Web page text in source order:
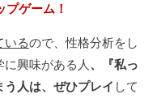
ゲーム！
いるので、性格分析をし
興味がある人、『私っ
人は、ぜひプレイ して